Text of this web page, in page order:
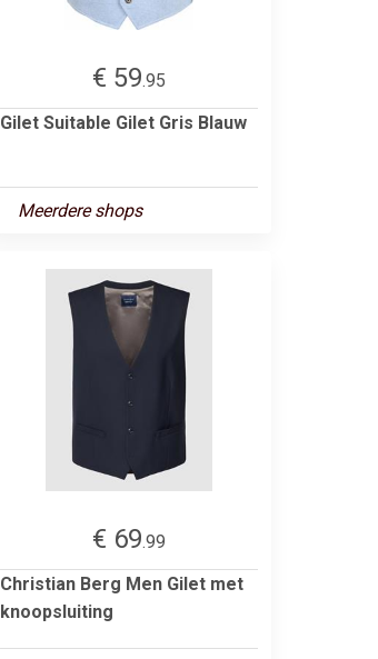
€ 59.95
Gilet Suitable Gilet Gris Blauw
Meerdere shops
€ 69.99
Christian Berg Men Gilet met
knoopsluiting